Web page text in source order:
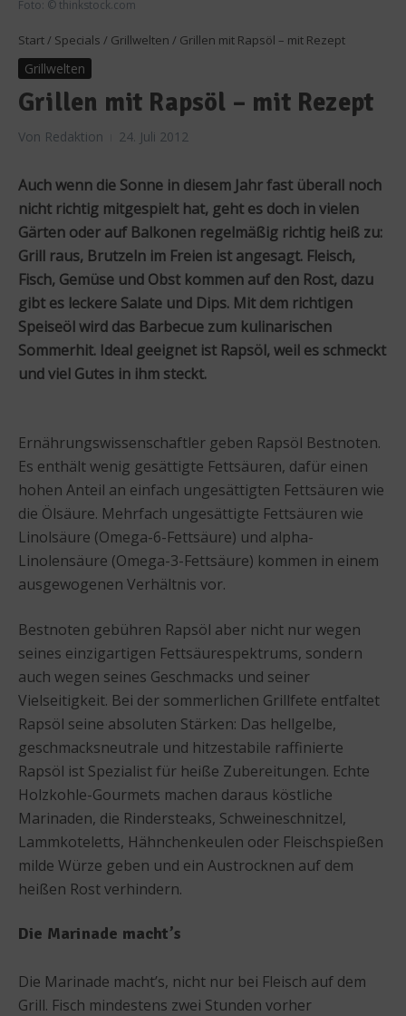
Foto: © thinkstock.com
Start / Specials / Grillwelten / Grillen mit Rapsöl – mit Rezept
Grillwelten
Grillen mit Rapsöl – mit Rezept
Von Redaktion 24. Juli 2012
Auch wenn die Sonne in diesem Jahr fast überall noch
nicht richtig mitgespielt hat, geht es doch in vielen
Gärten oder auf Balkonen regelmäßig richtig heiß zu:
Grill raus, Brutzeln im Freien ist angesagt. Fleisch,
Fisch, Gemüse und Obst kommen auf den Rost, dazu
gibt es leckere Salate und Dips. Mit dem richtigen
Speiseöl wird das Barbecue zum kulinarischen
Sommerhit. Ideal geeignet ist Rapsöl, weil es schmeckt
und viel Gutes in ihm steckt.
Ernährungswissenschaftler geben Rapsöl Bestnoten.
Es enthält wenig gesättigte Fettsäuren, dafür einen
hohen Anteil an einfach ungesättigten Fettsäuren wie
die Ölsäure. Mehrfach ungesättigte Fettsäuren wie
Linolsäure (Omega-6-Fettsäure) und alpha-
Linolensäure (Omega-3-Fettsäure) kommen in einem
ausgewogenen Verhältnis vor.
Bestnoten gebühren Rapsöl aber nicht nur wegen
seines einzigartigen Fettsäurespektrums, sondern
auch wegen seines Geschmacks und seiner
Vielseitigkeit. Bei der sommerlichen Grillfete entfaltet
Rapsöl seine absoluten Stärken: Das hellgelbe,
geschmacksneutrale und hitzestabile raffinierte
Rapsöl ist Spezialist für heiße Zubereitungen. Echte
Holzkohle-Gourmets machen daraus köstliche
Marinaden, die Rindersteaks, Schweineschnitzel,
Lammkoteletts, Hähnchenkeulen oder Fleischspießen
milde Würze geben und ein Austrocknen auf dem
heißen Rost verhindern.
Die Marinade macht’s
Die Marinade macht’s, nicht nur bei Fleisch auf dem
Grill. Fisch mindestens zwei Stunden vorher